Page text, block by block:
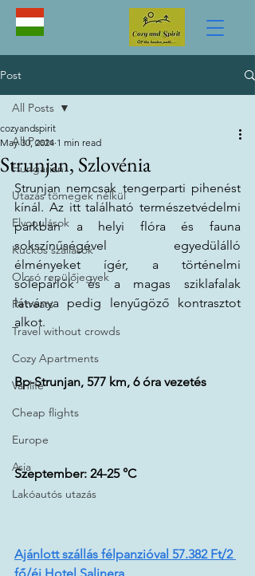
Post
All Posts
Hungarian
Utazás tömegek nélkül
Elvonulások
Kuckós szállások
Olcsó repülőjegyek
Retreats
Travel without crowds
Cozy Apartments
Vanlife
Cheap flights
Europe
Asia
Lakóautós utazás
All Posts
Strunjan, Szlovénia
cozyandspirit
May 30, 2024 1 min read
Strunjan nemcsak tengerparti pihenést
kínál. Az itt található természetvédelmi
parkban a helyi flóra és fauna
sokszínűségével egyedülálló
élményeket ígér, a történelmi
sólepárlók és a magas sziklafalak
látványa pedig lenyűgöző kontrasztot
alkot.
Bp-Strunjan, 577 km, 6 óra vezetés
Szeptember: 24-25 °C
Ajánlott szállás félpanzióval 57.382 Ft/2